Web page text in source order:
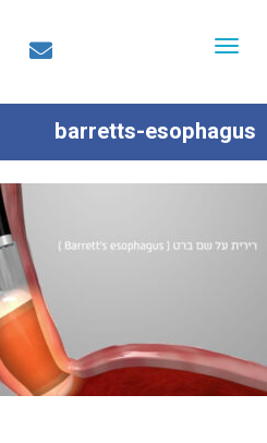
Toggle
barretts-esophagus